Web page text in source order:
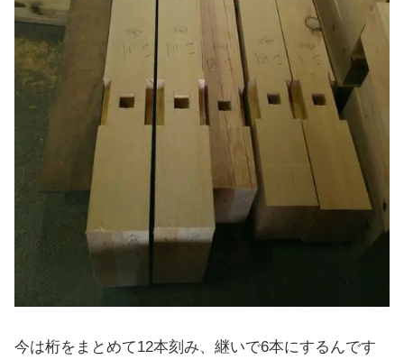
今は桁をまとめて12本刻み、継いで6本にするんです